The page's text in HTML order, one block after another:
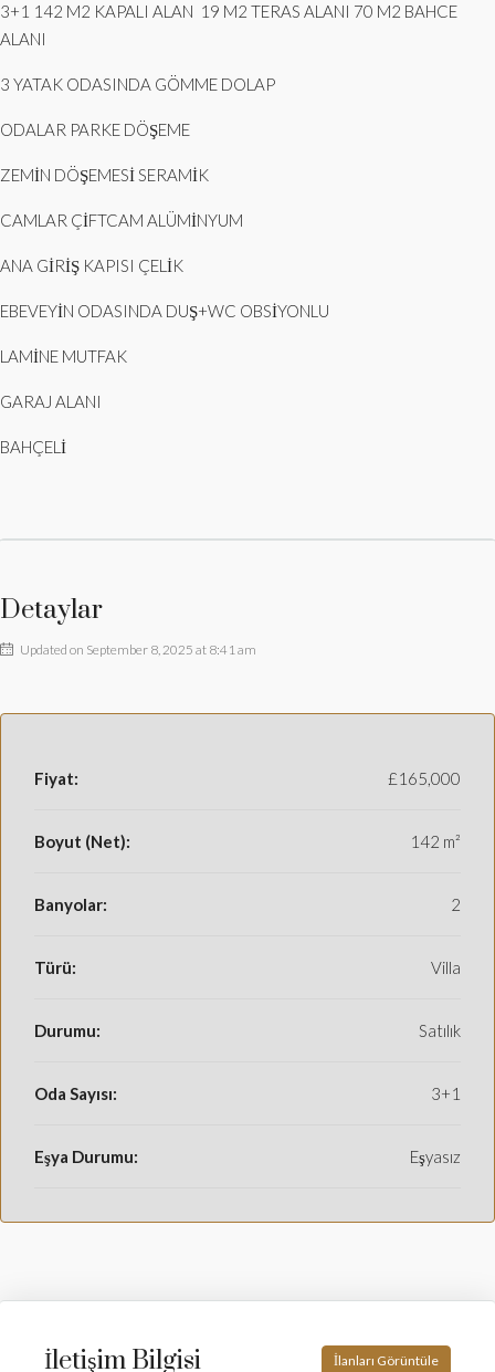
3+1 142 M2 KAPALI ALAN 19 M2 TERAS ALANI 70 M2 BAHCE
ALANI
3 YATAK ODASINDA GÖMME DOLAP
ODALAR PARKE DÖŞEME
ZEMİN DÖŞEMESİ SERAMİK
CAMLAR ÇİFTCAM ALÜMİNYUM
ANA GİRİŞ KAPISI ÇELİK
EBEVEYİN ODASINDA DUŞ+WC OBSİYONLU
LAMİNE MUTFAK
GARAJ ALANI
BAHÇELİ
Detaylar
Updated on September 8, 2025 at 8:41 am
Fiyat: £165,000
Boyut (Net): 142 m²
Banyolar: 2
Türü: Villa
Durumu: Satılık
Oda Sayısı: 3+1
Eşya Durumu: Eşyasız
İletişim Bilgisi İlanları Görüntüle